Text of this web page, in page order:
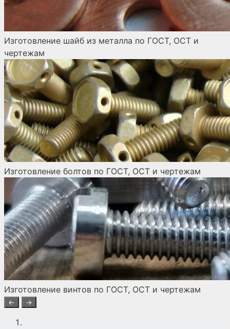
Изготовление шайб из металла по ГОСТ, ОСТ и
чертежам
Изготовление болтов по ГОСТ, ОСТ и чертежам
Изготовление винтов по ГОСТ, ОСТ и чертежам
← →